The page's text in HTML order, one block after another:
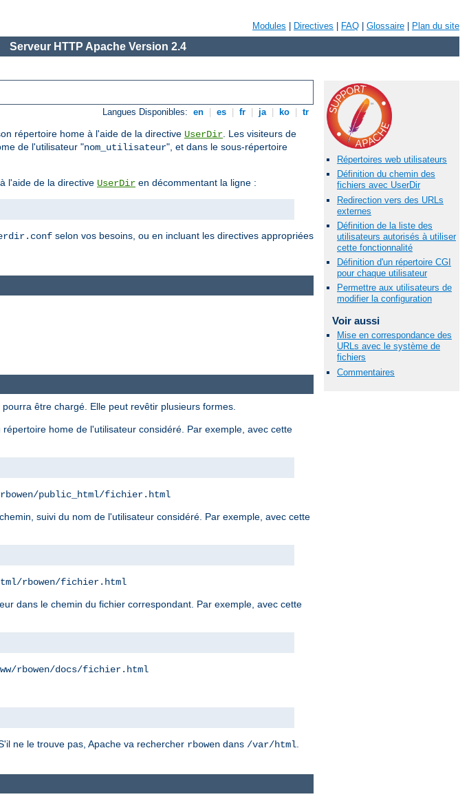
Modules Directives FAQ Glossaire Plan du site
Serveur HTTP Apache Version 2.4
Langues Disponibles: en es fr ja ko tr
répertoire home à l'aide de la directive UserDir. Les visiteurs de
de l'utilisateur "nom_utilisateur", et dans le sous-répertoire
l'aide de la directive UserDir en décommentant la ligne :
selon vos besoins, ou en incluant les directives appropriées
Répertoires web utilisateurs
Définition du chemin des
fichiers avec UserDir
Redirection vers des URLs
externes
Définition de la liste des
utilisateurs autorisés à utiliser
cette fonctionnalité
Définition d'un répertoire CGI
pour chaque utilisateur
Permettre aux utilisateurs de
modifier la configuration
Voir aussi
Mise en correspondance des
URLs avec le système de
fichiers
Commentaires
être chargé. Elle peut revêtir plusieurs formes.
home de l'utilisateur considéré. Par exemple, avec cette
rbowen/public_html/fichier.html
suivi du nom de l'utilisateur considéré. Par exemple, avec cette
rbowen/fichier.html
dans le chemin du fichier correspondant. Par exemple, avec cette
rbowen/docs/fichier.html
S'il ne le trouve pas, Apache va rechercher rbowen dans /var/html